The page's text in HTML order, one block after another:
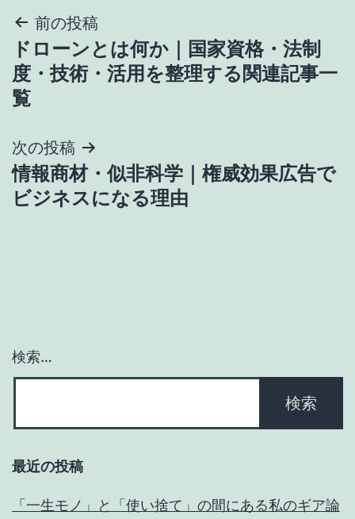
投
稿
ナ
ビ
ゲ
ー
前の投稿
ドローンとは何か｜国家資格・法制
度・技術・活用を整理する関連記事一
覧
次の投稿
情報商材・似非科学｜権威効果広告で
ビジネスになる理由
検索…
最近の投稿
「一生モノ」と「使い捨て」の間にある私のギア論